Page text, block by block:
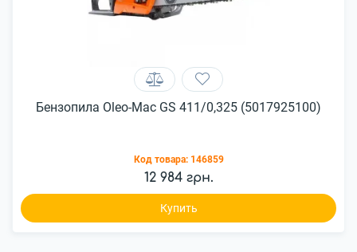
Бензопила Oleo-Mac GS 411/0,325 (5017925100)
Код товара: 146859
12 984 грн.
Купить